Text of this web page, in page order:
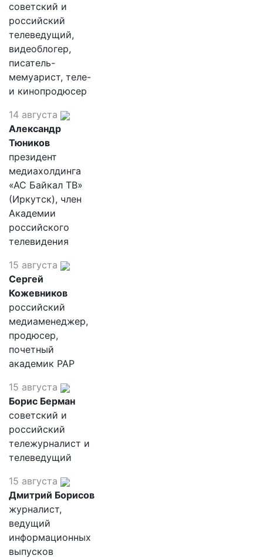
советский и
российский
телеведущий,
видеоблогер,
писатель-
мемуарист, теле-
и кинопродюсер
14 августа
Александр
Тюников
президент
медиахолдинга
«АС Байкал ТВ»
(Иркутск), член
Академии
российского
телевидения
15 августа
Сергей
Кожевников
российский
медиаменеджер,
продюсер,
почетный
академик РАР
15 августа
Борис Берман
советский и
российский
тележурналист и
телеведущий
15 августа
Дмитрий Борисов
журналист,
ведущий
информационных
выпусков